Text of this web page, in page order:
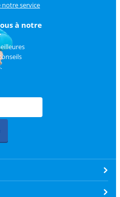
notre service
à notre